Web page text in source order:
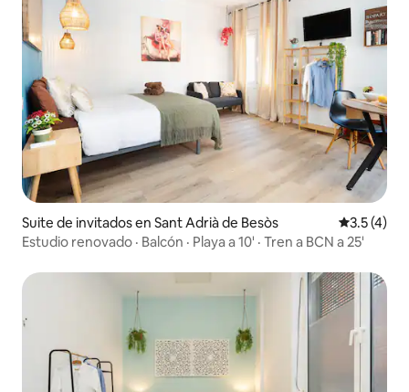
Suite de invitados en Sant Adrià de Besòs
3.5 (4)
Estudio renovado · Balcón · Playa a 10' · Tren a BCN a 25'